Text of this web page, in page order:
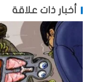
أخبار ذات علاقة